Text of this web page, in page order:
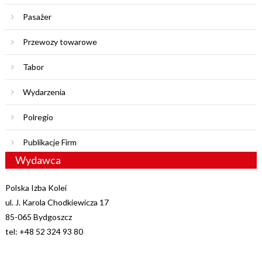
Pasażer
Przewozy towarowe
Tabor
Wydarzenia
Polregio
Publikacje Firm
Wydawca
Polska Izba Kolei
ul. J. Karola Chodkiewicza 17
85-065 Bydgoszcz
tel: +48 52 324 93 80